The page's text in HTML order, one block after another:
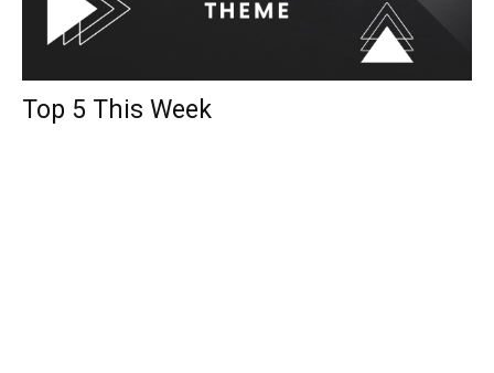
Top 5 This Week